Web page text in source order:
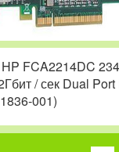
FCA2214DC
/ сек Dual
001)